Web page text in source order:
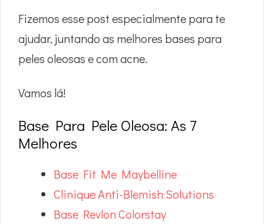
Fizemos esse post especialmente para te
ajudar, juntando as melhores bases para
peles oleosas e com acne.
Vamos lá!
Base Para Pele Oleosa: As 7
Melhores
Base Fit Me Maybelline
Clinique Anti-Blemish Solutions
Base Revlon Colorstay